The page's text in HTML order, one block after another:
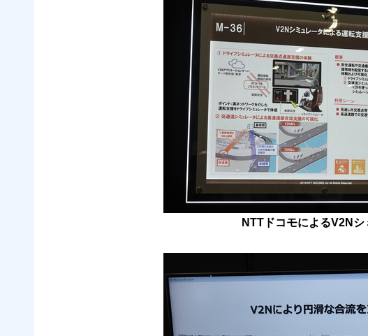
NTTドコモによるV2Nシ